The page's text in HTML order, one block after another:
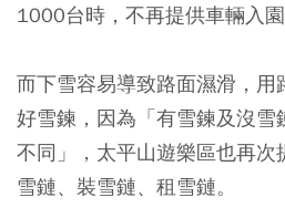
1000台時，不再提供車輛入園
而下雪容易導致路面濕滑，
好雪鍊，因為「有雪鍊及沒
不同」，太平山遊樂區也再次
雪鏈、裝雪鏈、租雪鏈。